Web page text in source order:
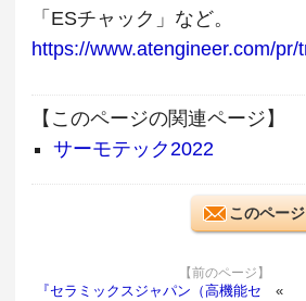
「ESチャック」など。
https://www.atengineer.com/
【このページの関連ページ】
サーモテック2022
このペー
【前のページ】
『セラミックスジャパン（高機能セ